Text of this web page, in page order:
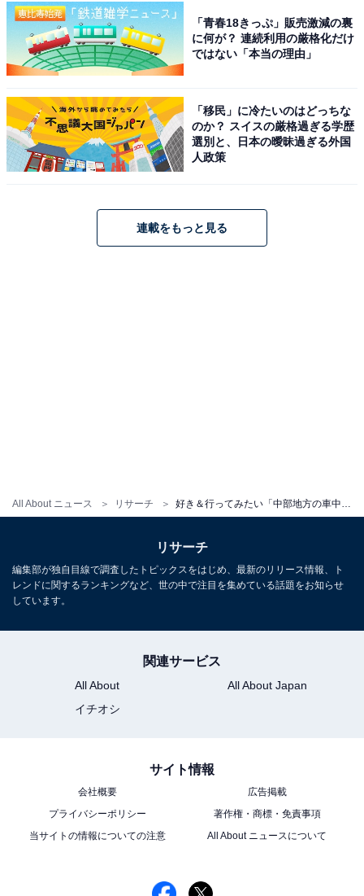
All About ニュース リサーチ
こちらもおすすめ
好き＆行ってみたい「関東地方の車中泊スポッ
ト」ランキング！ 千葉県の「道の駅ちくら 潮風
王国」を抑えた1位は？
「青春18きっぷ」販売激減の裏
に何が？ 連続利用の厳格化だけ
ではない「本当の理由」
「移民」に冷たいのはどっちな
のか？ スイスの厳格過ぎる学歴
選別と、日本の曖昧過ぎる外国
人政策
連載をもっと見る
リサーチ
編集部が独自目線で調査したトピックスをはじめ、最新のリリース情報、ト
レンドに関するランキングなど、世の中で注目を集めている話題をお知らせ
しています。
関連サービス
All About
All About Japan
イチオシ
サイト情報
会社概要
広告掲載
プライバシーポリシー
著作権・商標・免責事項
当サイトの情報についての注意
All About ニュースについて